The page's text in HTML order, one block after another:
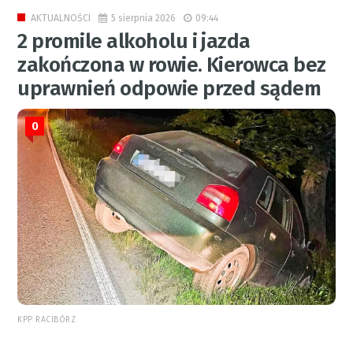
AKTUALNOŚCI 5 sierpnia 2026 09:44
2 promile alkoholu i jazda
zakończona w rowie. Kierowca bez
uprawnień odpowie przed sądem
0
KPP RACIBÓRZ